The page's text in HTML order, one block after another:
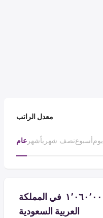
معدل الراتب
عام شهرنصف شهرياًأسبوعيوم
الاقتطاع من الراتب ر.س.‏١٬٠٦٠٬٠٠٠ ‏ في المملكة
العربية السعودية